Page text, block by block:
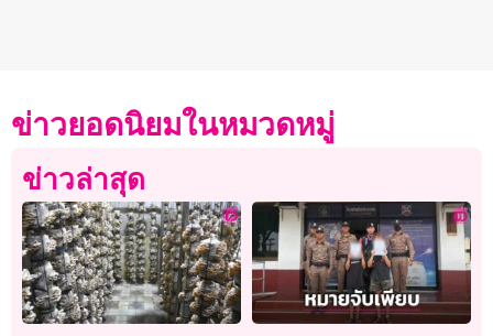
ข่าวยอดนิยมในหมวดหมู่
ข่าวล่าสุด